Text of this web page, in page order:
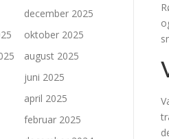
december 2025
oktober 2025
august 2025
juni 2025
april 2025
februar 2025